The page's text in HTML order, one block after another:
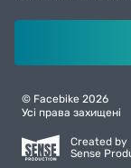
© Facebike 2026
Усі права захищені
Created by
Sense